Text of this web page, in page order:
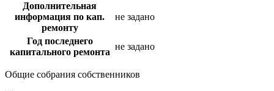
Дополнительная
информация по кап.
ремонту
не задано
Год последнего
капитального ремонта
не задано
Общие собрания собственников